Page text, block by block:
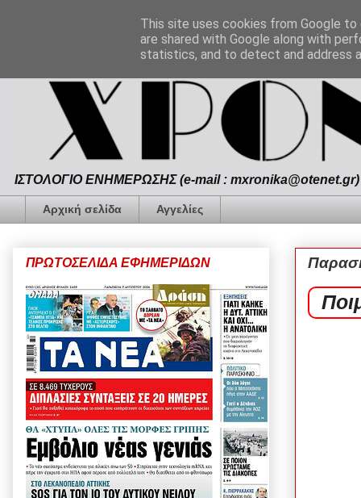
ΙΣΤΟΛΟΓΙΟ ΕΝΗΜΕΡΩΣΗΣ (e-mail :
Αρχική σελίδα Αγγελίες
ΠΡΩΤΟΣΕΛΙΔΑ ΕΦΗΜΕΡΙΔΩΝ
This site uses cookies from Google
are shared with Google along with
statistics, and to detect and address